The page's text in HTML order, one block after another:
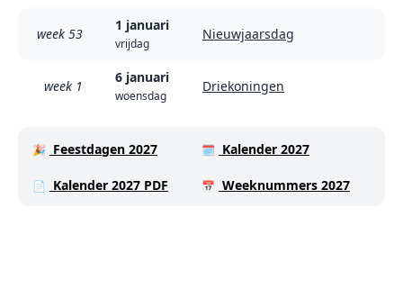
week 53
1 januari
vrijdag
Nieuwjaarsdag
week 1
6 januari
woensdag
Driekoningen
🎉 Feestdagen 2027 🗓️ Kalender 2027
📄 Kalender 2027 PDF 📅 Weeknummers 2027